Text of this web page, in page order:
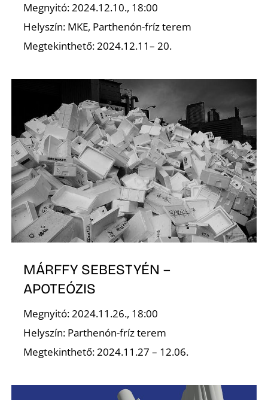
Megnyitó: 2024.12.10., 18:00
Helyszín: MKE, Parthenón-fríz terem
Megtekinthető: 2024.12.11– 20.
MÁRFFY SEBESTYÉN –
APOTEÓZIS
Megnyitó: 2024.11.26., 18:00
Helyszín: Parthenón-fríz terem
Megtekinthető: 2024.11.27 – 12.06.